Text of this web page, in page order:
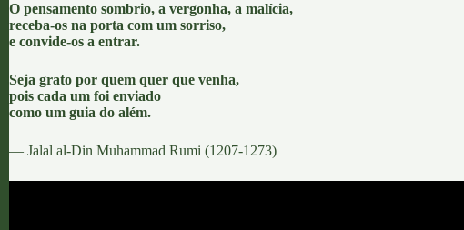
O pensamento sombrio, a vergonha, a malícia,
receba-os na porta com um sorriso,
e convide-os a entrar.
Seja grato por quem quer que venha,
pois cada um foi enviado
como um guia do além.
— Jalal al-Din Muhammad Rumi (1207-1273)